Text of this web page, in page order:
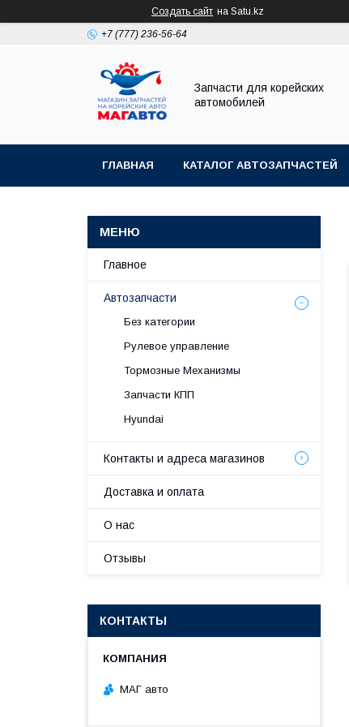
Создать сайт на Satu.kz
+7 (777) 236-56-64
Запчасти для корейских
автомобилей
ГЛАВНАЯ КАТАЛОГ АВТОЗАПЧАСТЕЙ
Главное
Автозапчасти
Без категории
Рулевое управление
Тормозные Механизмы
Запчасти КПП
Hyundai
Контакты и адреса магазинов
Доставка и оплата
О нас
Отзывы
КОНТАКТЫ
МАГ авто